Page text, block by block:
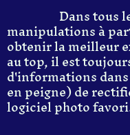
Dans tous les
manipulations à
obtenir la meilleur
au top, il est
d'informations
en peigne) de
logiciel photo